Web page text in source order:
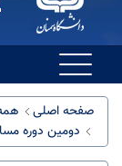
صفحه اصلی
دوﻣﯿﻦ دوره